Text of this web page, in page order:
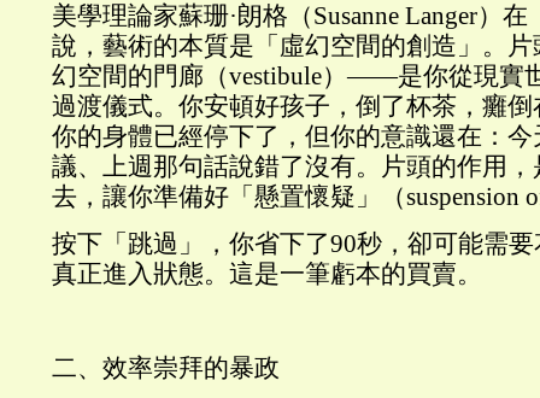
美學理論家蘇珊·朗格（Susanne Langer）
說，藝術的本質是「虛幻空間的創造」。
幻空間的門廊（vestibule）——是你從現實
過渡儀式。你安頓好孩子，倒了杯茶，癱
你的身體已經停下了，但你的意識還在：
議、上週那句話說錯了沒有。片頭的作用
去，讓你準備好「懸置懷疑」（suspension
按下「跳過」，你省下了90秒，卻可能需
真正進入狀態。這是一筆虧本的買賣。
二、效率崇拜的暴政